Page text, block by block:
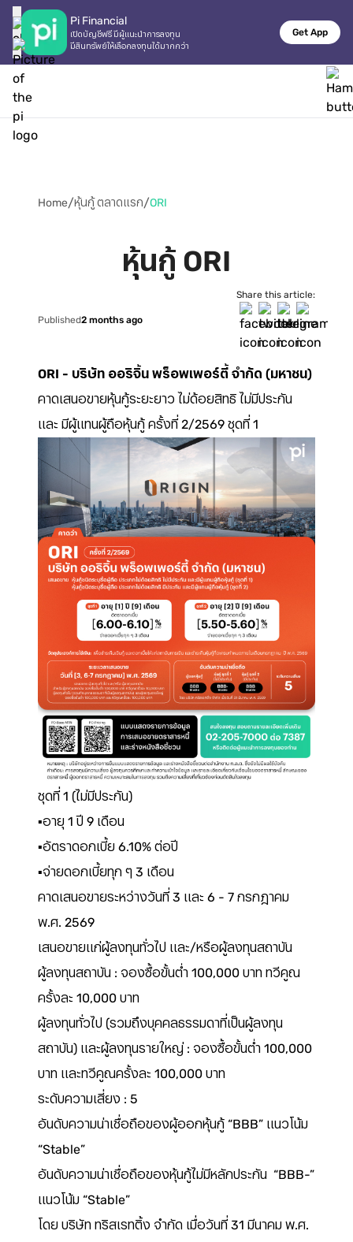
Pi Financial
เปิดบัญชีฟรี มีผู้แนะนำการลงทุน
มีสินทรัพย์ให้เลือกลงทุนได้มากกว่า
Get App
Home/หุ้นกู้ ตลาดแรก/ORI
หุ้นกู้ ORI
Published2 months ago
Share this article:
ORI - บริษัท ออริจิ้น พร็อพเพอร์ตี้ จำกัด (มหาชน)
คาดเสนอขายหุ้นกู้ระยะยาว ไม่ด้อยสิทธิ ไม่มีประกัน
และ มีผู้แทนผู้ถือหุ้นกู้ ครั้งที่ 2/2569 ชุดที่ 1
ชุดที่ 1 (ไม่มีประกัน)
▪️อายุ 1 ปี 9 เดือน
▪️อัตราดอกเบี้ย 6.10% ต่อปี
▪️จ่ายดอกเบี้ยทุก ๆ 3 เดือน
คาดเสนอขายระหว่างวันที่ 3 และ 6 - 7 กรกฎาคม
พ.ศ. 2569
เสนอขายแก่ผู้ลงทุนทั่วไป และ/หรือผู้ลงทุนสถาบัน
ผู้ลงทุนสถาบัน : จองซื้อขั้นต่ำ 100,000 บาท ทวีคูณ
ครั้งละ 10,000 บาท
ผู้ลงทุนทั่วไป (รวมถึงบุคคลธรรมดาที่เป็นผู้ลงทุน
สถาบัน) และผู้ลงทุนรายใหญ่ : จองซื้อขั้นต่ำ 100,000
บาท และทวีคูณครั้งละ 100,000 บาท
ระดับความเสี่ยง : 5
อันดับความน่าเชื่อถือของผู้ออกหุ้นกู้ “BBB” แนวโน้ม
“Stable”
อันดับความน่าเชื่อถือของหุ้นกู้ไม่มีหลักประกัน “BBB-”
แนวโน้ม “Stable”
โดย บริษัท ทริสเรทติ้ง จำกัด เมื่อวันที่ 31 มีนาคม พ.ศ.